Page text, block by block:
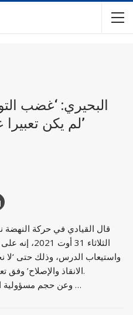
لم يكن تعبيرا عن كره لحركة النهضة’
قال القيادي في حركة النهضة
الثلاثاء 31
واستيعاب الدرس، وذلك حتى ‘لا
الانقاذ والإصلاح’ وفق تعبيره في تدوينة له على الفايسبوك.
وعن حجم مسؤولية النهضة على ما حصل، أكد البحيري …